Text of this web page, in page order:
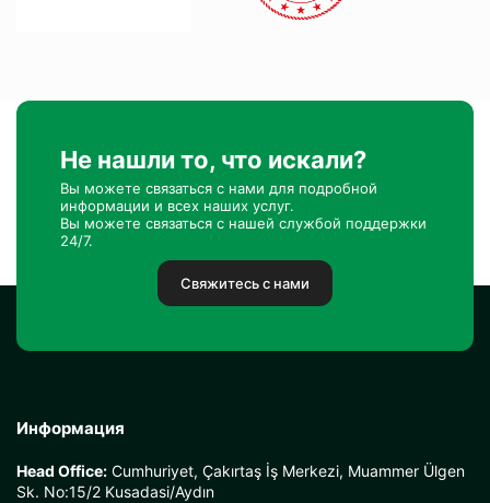
Не нашли то, что искали?
Вы можете связаться с нами для подробной
информации и всех наших услуг.
Вы можете связаться с нашей службой поддержки
24/7.
Свяжитесь с нами
Информация
Head Office: Cumhuriyet, Çakırtaş İş Merkezi, Muammer Ülgen
Sk. No:15/2 Kusadasi/Aydın